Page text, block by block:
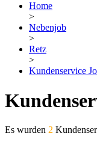
Home
>
Nebenjob
>
Retz
>
Kundenservice
Es wurden 2